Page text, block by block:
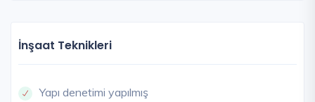
İnşaat Teknikleri
Yapı denetimi yapılmış